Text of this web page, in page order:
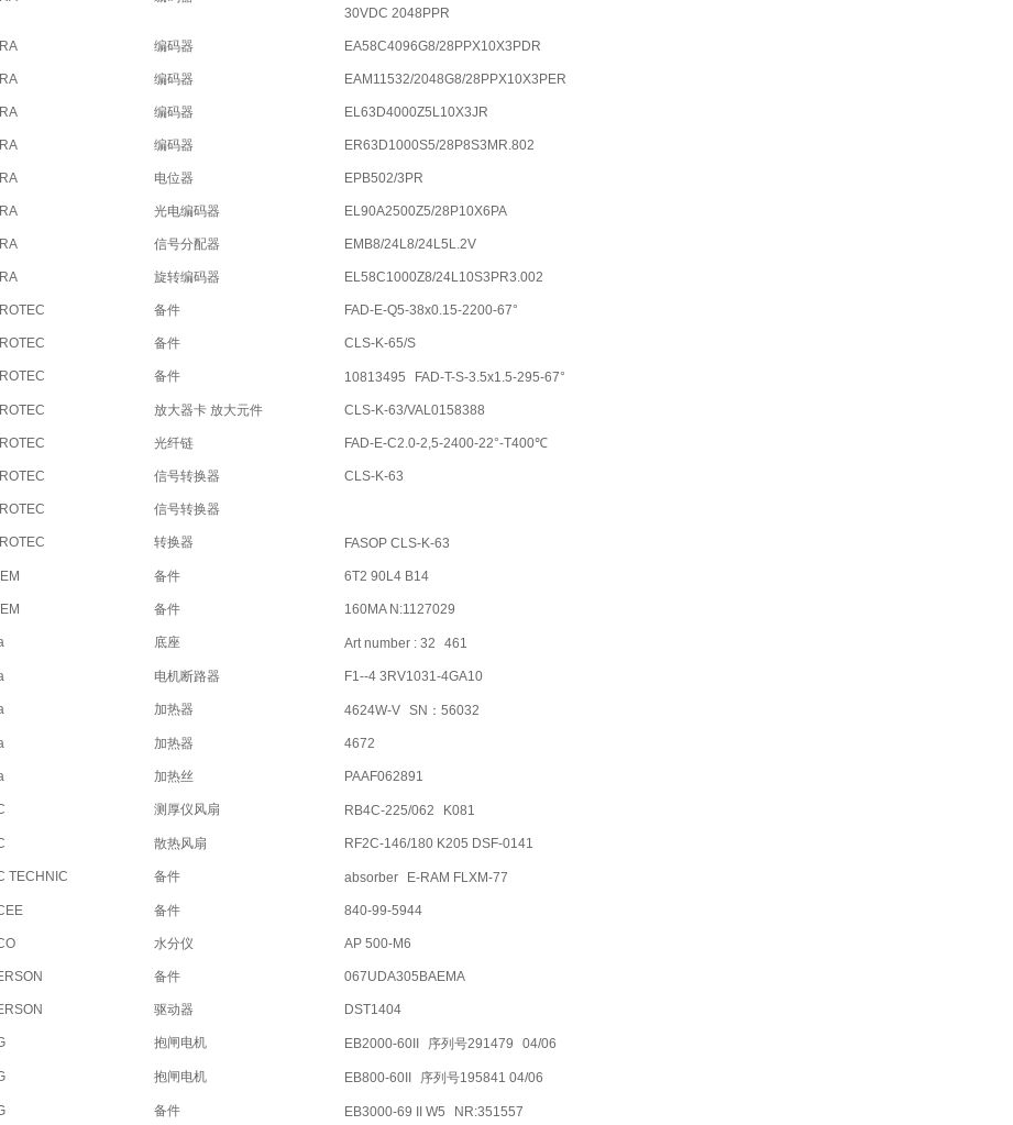
30VDC 2048PPR
编码器 EA58C4096G8/28PPX10X3PDR
编码器 EAM11532/2048G8/28PPX10X3PER
编码器 EL63D4000Z5L10X3JR
编码器 ER63D1000S5/28P8S3MR.802
电位器 EPB502/3PR
光电编码器 EL90A2500Z5/28P10X6PA
信号分配器 EMB8/24L8/24L5L.2V
旋转编码器 EL58C1000Z8/24L10S3PR3.002
备件 FAD-E-Q5-38x0.15-2200-67°
备件 CLS-K-65/S
备件 10813495 FAD-T-S-3.5x1.5-295-67°
放大器卡 放大元件 CLS-K-63/VAL0158388
光纤链 FAD-E-C2.0-2,5-2400-22°-T400℃
信号转换器 CLS-K-63
信号转换器
转换器 FASOP CLS-K-63
备件 6T2 90L4 B14
备件 160MA N:1127029
底座 Art number : 32 461
电机断路器 F1--4 3RV1031-4GA10
加热器 4624W-V SN：56032
加热器 4672
加热丝 PAAF062891
测厚仪风扇 RB4C-225/062 K081
散热风扇 RF2C-146/180 K205 DSF-0141
TECHNIC 备件 absorber E-RAM FLXM-77
备件 840-99-5944
水分仪 AP 500-M6
备件 067UDA305BAEMA
驱动器 DST1404
抱闸电机 EB2000-60II 序列号291479 04/06
抱闸电机 EB800-60II 序列号195841 04/06
备件 EB3000-69 II W5 NR:351557